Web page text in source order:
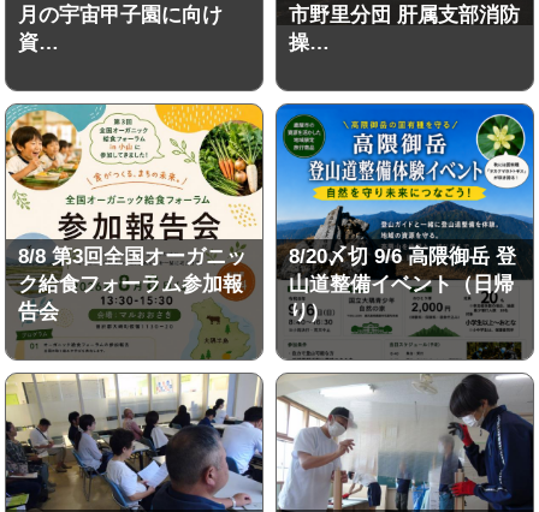
月の宇宙甲子園に向け
資…
市野里分団 肝属支部消防
操…
8/8 第3回全国オーガニッ
ク給食フォーラム参加報
告会
8/20〆切 9/6 高隈御岳 登
山道整備イベント（日帰
り）